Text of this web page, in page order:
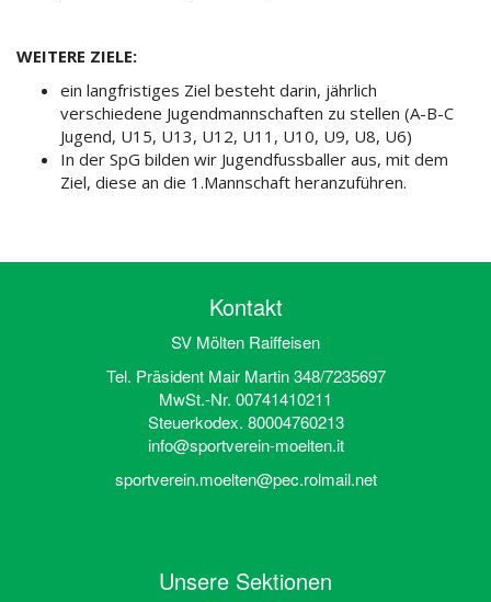
WEITERE ZIELE:
ein langfristiges Ziel besteht darin, jährlich
verschiedene Jugendmannschaften zu stellen (A-B-C
Jugend, U15, U13, U12, U11, U10, U9, U8, U6)
In der SpG bilden wir Jugendfussballer aus, mit dem
Ziel, diese an die 1.Mannschaft heranzuführen.
Kontakt
SV Mölten Raiffeisen
Tel. Präsident Mair Martin 348/7235697
MwSt.-Nr. 00741410211
Steuerkodex. 80004760213
info@sportverein-moelten.it
sportverein.moelten@pec.rolmail.net
Unsere Sektionen